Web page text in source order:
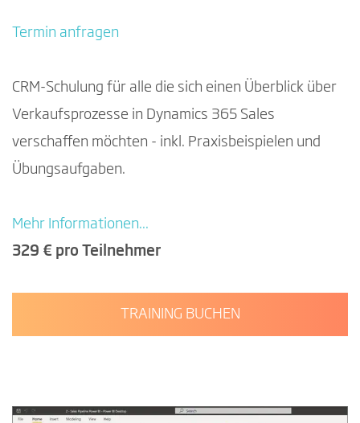
Termin anfragen
CRM-Schulung für alle die sich einen Überblick über
Verkaufsprozesse in Dynamics 365 Sales
verschaffen möchten - inkl. Praxisbeispielen und
Übungsaufgaben.
Mehr Informationen...
329 € pro Teilnehmer
TRAINING BUCHEN